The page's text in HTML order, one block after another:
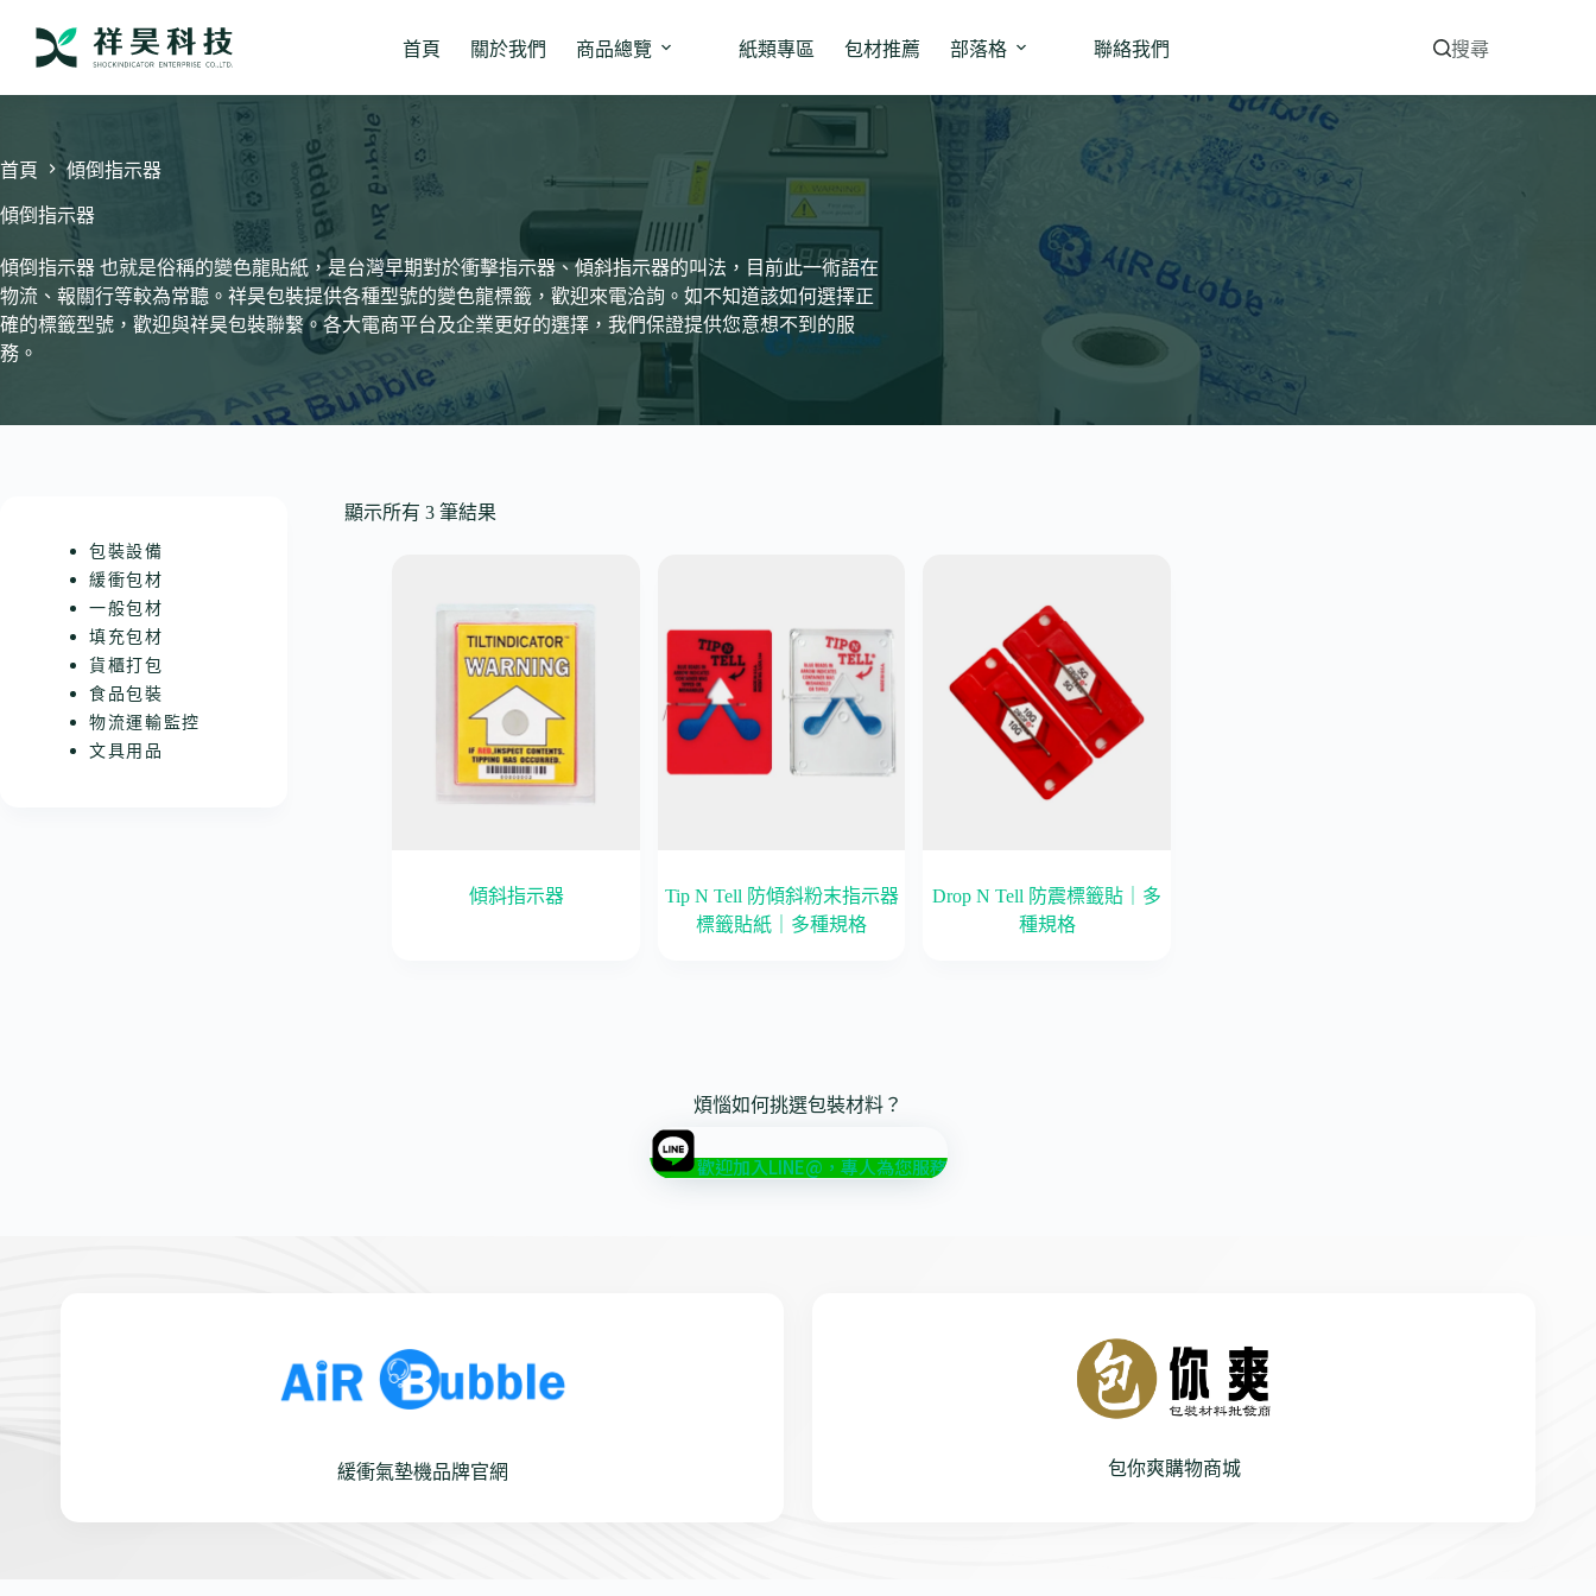
要
容
首頁 關於我們 商品總覽 紙類專區 包材推薦 部落格 聯絡我們 搜尋
首頁 傾倒指示器
傾倒指示器
傾倒指示器 也就是俗稱的變色龍貼紙，是台灣早期對於衝擊指示器、傾斜指示器的叫法，目前此一術語在
物流、報關行等較為常聽。祥昊包裝提供各種型號的變色龍標籤，歡迎來電洽詢。如不知道該如何選擇正
確的標籤型號，歡迎與祥昊包裝聯繫。各大電商平台及企業更好的選擇，我們保證提供您意想不到的服
務。
顯示所有 3 筆結果
傾斜指示器
Tip N Tell 防傾斜粉末指示器
標籤貼紙｜多種規格
Drop N Tell 防震標籤貼｜多
種規格
包裝設備
緩衝包材
一般包材
填充包材
貨櫃打包
食品包裝
物流運輸監控
文具用品
煩惱如何挑選包裝材料？
歡迎加入LINE@，專人為您服務
緩衝氣墊機品牌官網 包你爽購物商城